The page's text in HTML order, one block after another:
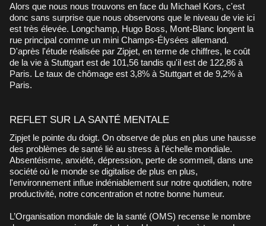
Alors que nous nous trouvons en face du Michael Kors, c'est
donc sans surprise que nous observons que le niveau de vie ici
est très élevée. Longchamp, Hugo Boss, Mont-Blanc longent la
rue principal comme un mini Champs-Élysées allemand.
D'après l'étude réalisée par Zipjet, en terme de chiffres, le coût
de la vie à Stuttgart est de 101,56 tandis qu'il est de 122,86 à
Paris. Le taux de chômage est 3,8% à Stuttgart et de 9,2% à
Paris.
REFLET SUR LA SANTÉ MENTALE
Zipjet le pointe du doigt. On observe de plus en plus une hausse
des problèmes de santé lié au stress à l'échelle mondiale.
Absentéisme, anxiété, dépression, perte de sommeil, dans une
société où le monde se digitalise de plus en plus,
l'environnement influe indéniablement sur notre quotidien, notre
productivité, notre concentration et notre bonne humeur.
L’Organisation mondiale de la santé (OMS) recense le nombre